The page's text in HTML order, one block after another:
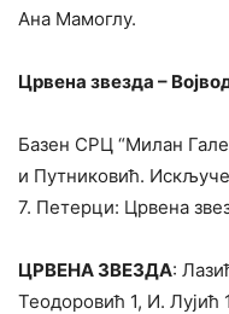
Ана Мамоглу.
Црвена звезда –
Базен СРЦ “Милан
и Путниковић.
7. Петерци: Црвена
ЦРВЕНА ЗВЕЗДА:
Теодоровић 1, И. Лујић